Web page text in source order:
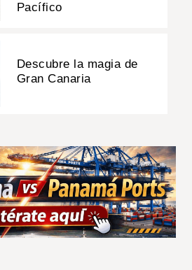
Pacífico
Descubre la magia de
Gran Canaria